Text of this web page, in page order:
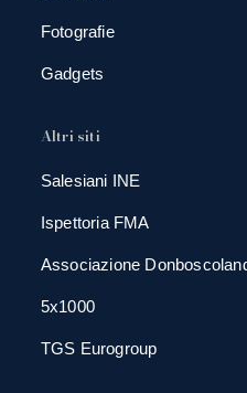
Fotografie
Gadgets
Altri siti
Salesiani INE
Ispettoria FMA
Associazione
5x1000
TGS Eurogroup